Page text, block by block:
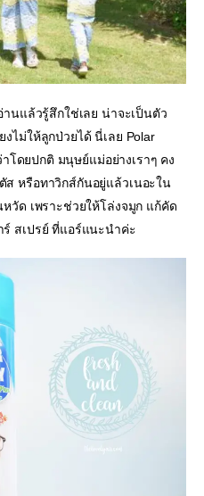
นแล้วรู้สึกใช่เลย น่าจะเป็นตัว
ไม่ให้ลูกป่วยได้ นี่เลย Polar
โดยปกติ มนุษย์แม่อย่างเราๆ คง
หรือทาวิกส์กันอยู่แล้วเนอะใน
วัด เพราะช่วยให้โล่งจมูก แก้คัด
สเปรย์ ที่แอร์แนะนำค่ะ